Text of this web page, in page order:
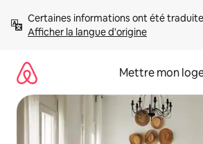
directement
Afficher la langue d'origine
Mettre mon